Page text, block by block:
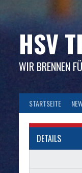
HSV
WIR BRENNEN
STARTSEITE
DETAILS